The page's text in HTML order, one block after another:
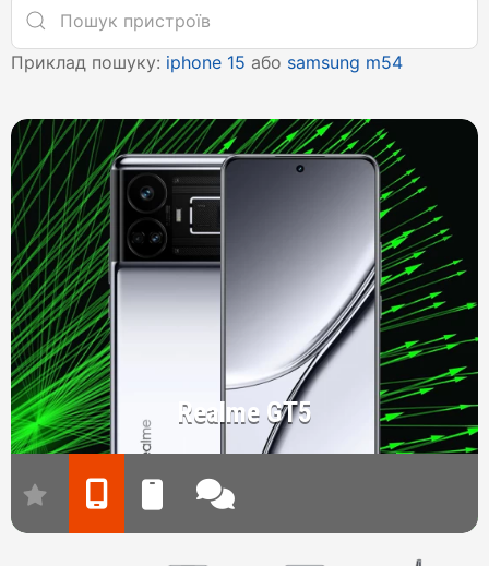
Приклад пошуку: iphone 15 або samsung m54
Realme GT5